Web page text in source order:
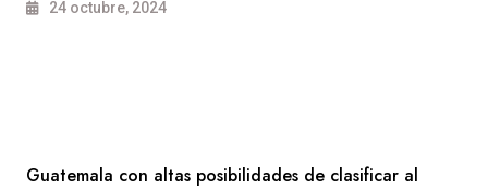
24 octubre, 2024
Guatemala con altas posibilidades de clasificar al